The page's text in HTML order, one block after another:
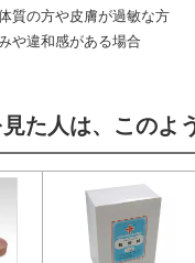
質の方や皮膚が過敏な方
や違和感がある場合
た人は、このよ